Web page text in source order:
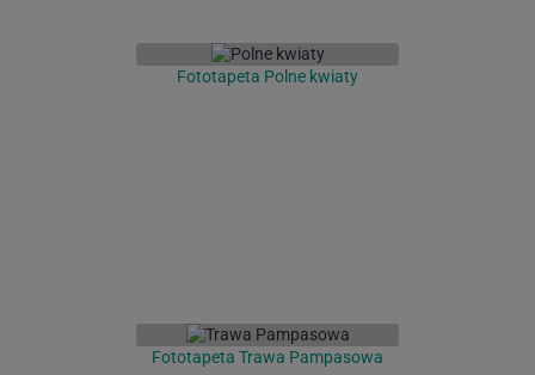
Fototapeta Polne kwiaty
Fototapeta Trawa Pampasowa